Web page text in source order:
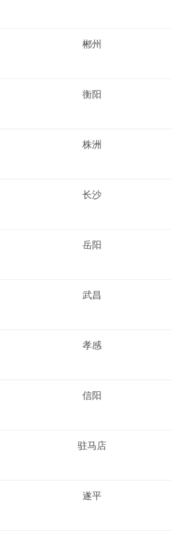
郴州
衡阳
株洲
长沙
岳阳
武昌
孝感
信阳
驻马店
遂平